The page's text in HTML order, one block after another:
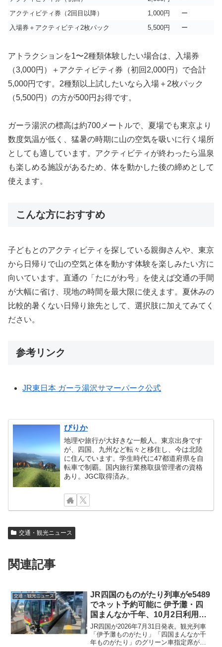
アクティビティ券（2回目以降）
1,000円
ー
入場券＋アクティビティ2枚パック
5,500円 ー
アトラクションを1〜2種類体験したい場合は、入場券
（3,000円）＋アクティビティ券（初回2,000円）で合計
5,000円です。2種類以上試したいなら入場＋2枚パック
（5,500円）の方が500円お得です。
ガーラ湯沢の標高は約700メートルで、夏場でも東京より
数度気温が低く、猛暑の時期に山の空気を吸いに行く場所
としても適しています。アクティビティが終わったら温泉
も楽しめる施設があるため、体を動かした後の締めとして
使えます。
こんな方におすすめ
子どもとのアクティビティを探している親御さんや、東京
から日帰りで山の空気と体を動かす体験を楽しみたい方に
向いています。直通の「たにがわ号」を使えば交通の手間
が大幅に省け、現地の時間を最大限に使えます。夏休みの
比較的暑くない日帰り旅先として、選択肢に加えてみてく
ださい。
参考リンク
JR東日本 ガーラ湯沢サマーパーク公式
ぴりか
地理や旅行が大好きな一般人。東京出身です
が、四国、九州など転々と移住し、今は北陸
に住んでいます。学生時代に47都道府県を自
転車で制覇。国内旅行業務取扱管理者の資格
あり。JGC取得済み。
交通・観光ニュース
関連記事
交通・観光ニュース
JR四国のものがたり列車がe5489
でネット予約可能に 伊予灘・四
国まんなか千年、10月2日利用分
から
JR四国が2026年7月31日発表。観光列車
「伊予灘ものがたり」「四国まんなか千
年ものがたり」のグリーン車指定席が